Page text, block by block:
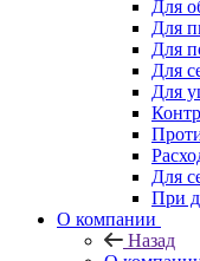
Для
Для
Для
Для
Для
Для
При
О компании
Назад